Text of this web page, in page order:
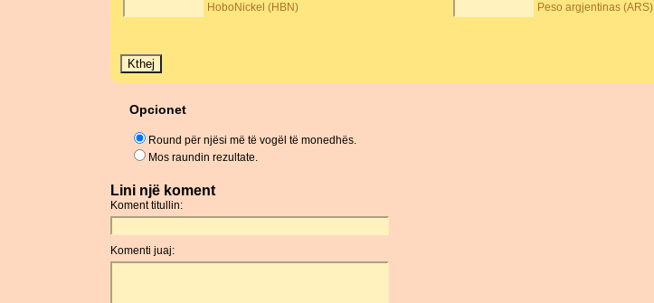
HoboNickel (HBN)
Peso argjentinas (ARS)
Opcionet
Round për njësi më të vogël të monedhës.
Mos raundin rezultate.
Lini një koment
Koment titullin:
Komenti juaj: